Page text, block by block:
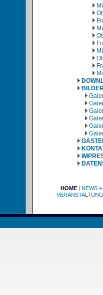
HOME| NEWS